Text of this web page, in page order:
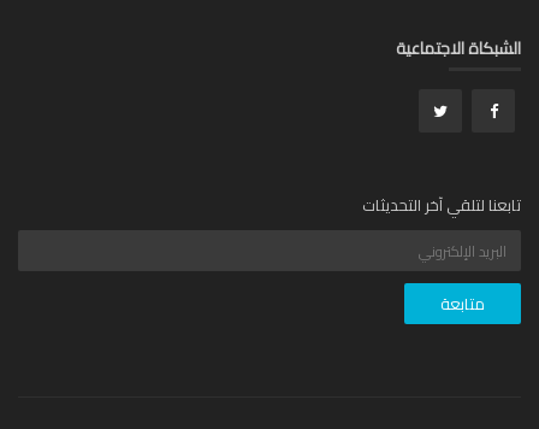
الاجتماعية
لتلقي آخر التحديثات